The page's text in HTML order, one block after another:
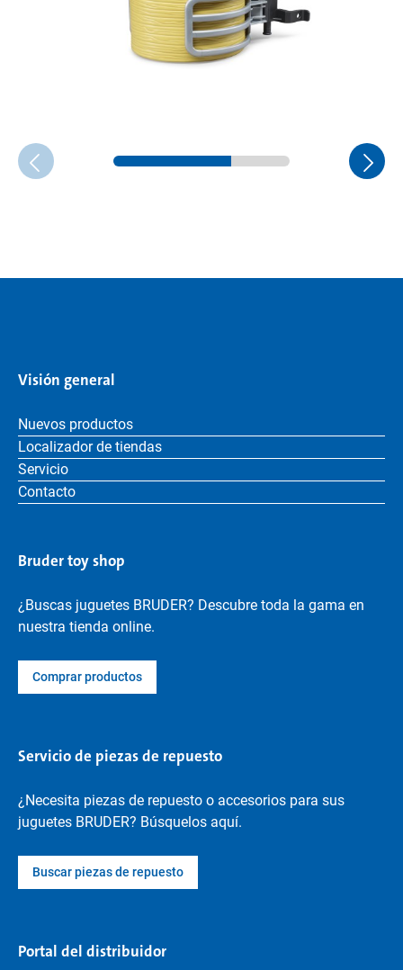
Visión general
Nuevos productos
Localizador de tiendas
Servicio
Contacto
Bruder toy shop
¿Buscas juguetes BRUDER? Descubre toda la gama en
nuestra tienda online.
Comprar productos
Servicio de piezas de repuesto
¿Necesita piezas de repuesto o accesorios para sus
juguetes BRUDER? Búsquelos aquí.
Buscar piezas de repuesto
Portal del distribuidor